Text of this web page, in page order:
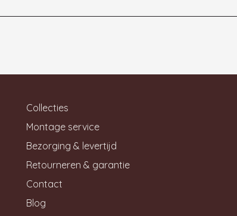
Collecties
Montage service
Bezorging & levertijd
Retourneren & garantie
Contact
Blog